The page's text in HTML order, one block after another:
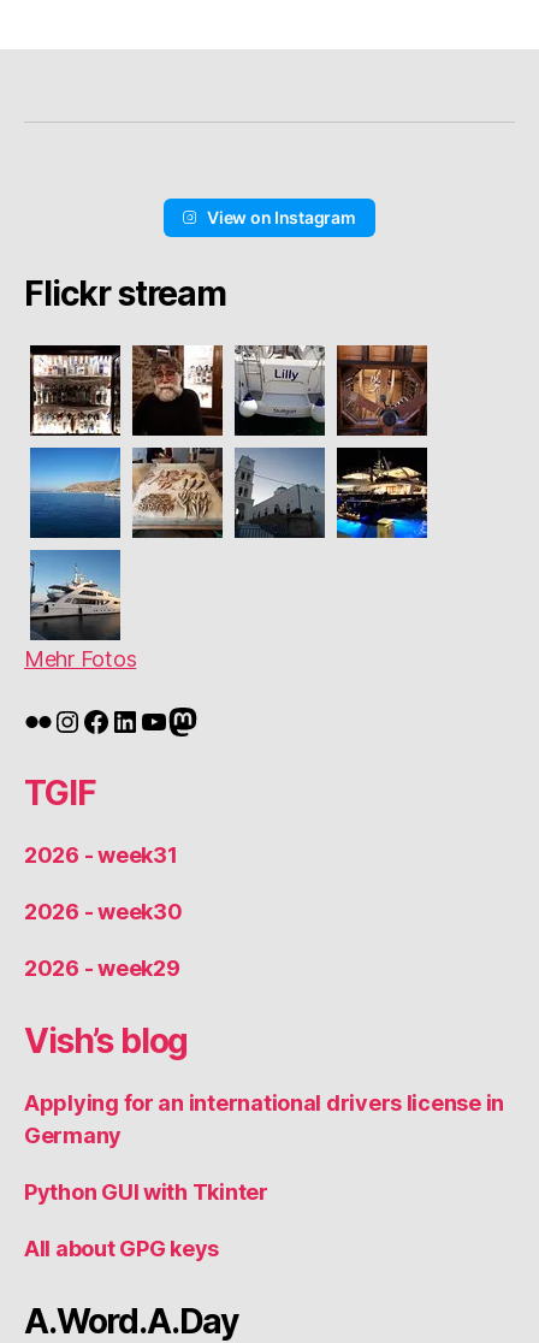
View on Instagram
Flickr stream
Mehr Fotos
Flickr
Instagram
Facebook
LinkedIn
YouTube
Mastodon
TGIF
2026 - week31
2026 - week30
2026 - week29
Vish’s blog
Applying for an international drivers license in
Germany
Python GUI with Tkinter
All about GPG keys
A.Word.A.Day